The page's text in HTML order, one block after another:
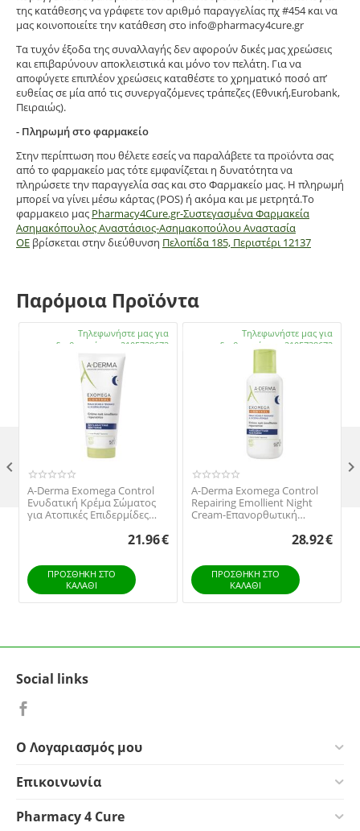
της κατάθεσης να γράφετε τον αριθμό παραγγελίας πχ #454 και να
μας κοινοποιείτε την κατάθεση στο info@pharmacy4cure.gr
Τα τυχόν έξοδα της συναλλαγής δεν αφορούν δικές μας χρεώσεις
και επιβαρύνουν αποκλειστικά και μόνο τον πελάτη. Για να
αποφύγετε επιπλέον χρεώσεις καταθέστε το χρηματικό ποσό απ’
ευθείας σε μία από τις συνεργαζόμενες τράπεζες (Εθνική,Eurobank,
Πειραιώς).
- Πληρωμή στο φαρμακείο
Στην περίπτωση που θέλετε εσείς να παραλάβετε τα προϊόντα σας
από το φαρμακείο μας τότε εμφανίζεται η δυνατότητα να
πληρώσετε την παραγγελία σας και στο Φαρμακείο μας. Η πληρωμή
μπορεί να γίνει μέσω κάρτας (POS) ή ακόμα και με μετρητά.Το
φαρμακειο μας Pharmacy4Cure.gr-Συστεγασμένα Φαρμακεία
Ασημακόπουλος Αναστάσιος-Ασημακοπούλου Αναστασία
ΟΕ βρίσκεται στην διεύθυνση Πελοπίδα 185, Περιστέρι 12137
Παρόμοια Προϊόντα
Διαθέσιμο:Τηλεφωνήστε μας για
διαθεσιμότητα 2105738672
A-Derma Exomega Control
Ενυδατική Κρέμα Σώματος
για Ατοπικές Επιδερμίδες
21.96€
ΠΡΟΣΘΉΚΗ ΣΤΟ
ΚΑΛΆΘΙ
Διαθέσιμο:Τηλεφωνήστε μας για
διαθεσιμότητα 2105738672
A-Derma Exomega Control
Repairing Emollient Night
Cream-Επανορθωτική
για το Ξηρό & Ατοπικό28.92€
ΠΡΟΣΘΉΚΗ ΣΤΟ
ΚΑΛΆΘΙ
 
Social links
Ο Λογαριασμός μου
Επικοινωνία
Pharmacy 4 Cure